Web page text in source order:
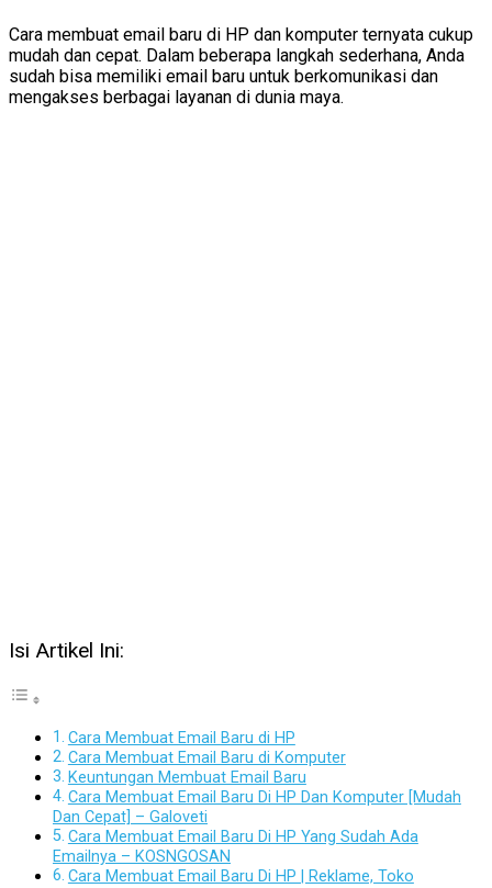
Cara membuat email baru di HP dan komputer ternyata cukup
mudah dan cepat. Dalam beberapa langkah sederhana, Anda
sudah bisa memiliki email baru untuk berkomunikasi dan
mengakses berbagai layanan di dunia maya.
Isi Artikel Ini:
Cara Membuat Email Baru di HP
Cara Membuat Email Baru di Komputer
Keuntungan Membuat Email Baru
Cara Membuat Email Baru Di HP Dan Komputer [Mudah
Dan Cepat] – Galoveti
Cara Membuat Email Baru Di HP Yang Sudah Ada
Emailnya – KOSNGOSAN
Cara Membuat Email Baru Di HP | Reklame, Toko